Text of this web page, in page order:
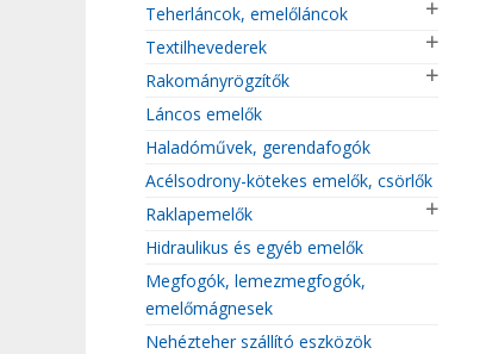
Teherláncok, emelőláncok
Textilhevederek
Rakományrögzítők
Láncos emelők
Haladóművek, gerendafogók
Acélsodrony-kötekes emelők, csörlők
Raklapemelők
Hidraulikus és egyéb emelők
Megfogók, lemezmegfogók,
emelőmágnesek
Nehézteher szállító eszközök